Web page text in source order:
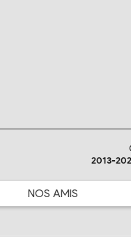
2013-
NOS AMIS